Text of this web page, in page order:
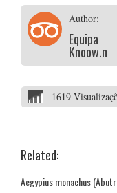
Author:
Equipa
Knoow.net
1619
Related:
Aegypius monachus